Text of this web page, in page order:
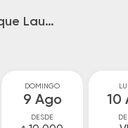
Trenque Lauquen
DOMINGO
9 Ago
DESDE
10